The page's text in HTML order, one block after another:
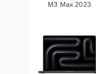
M3 Max 2023